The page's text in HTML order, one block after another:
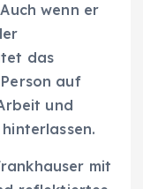
wenn er
das
auf
und
mit